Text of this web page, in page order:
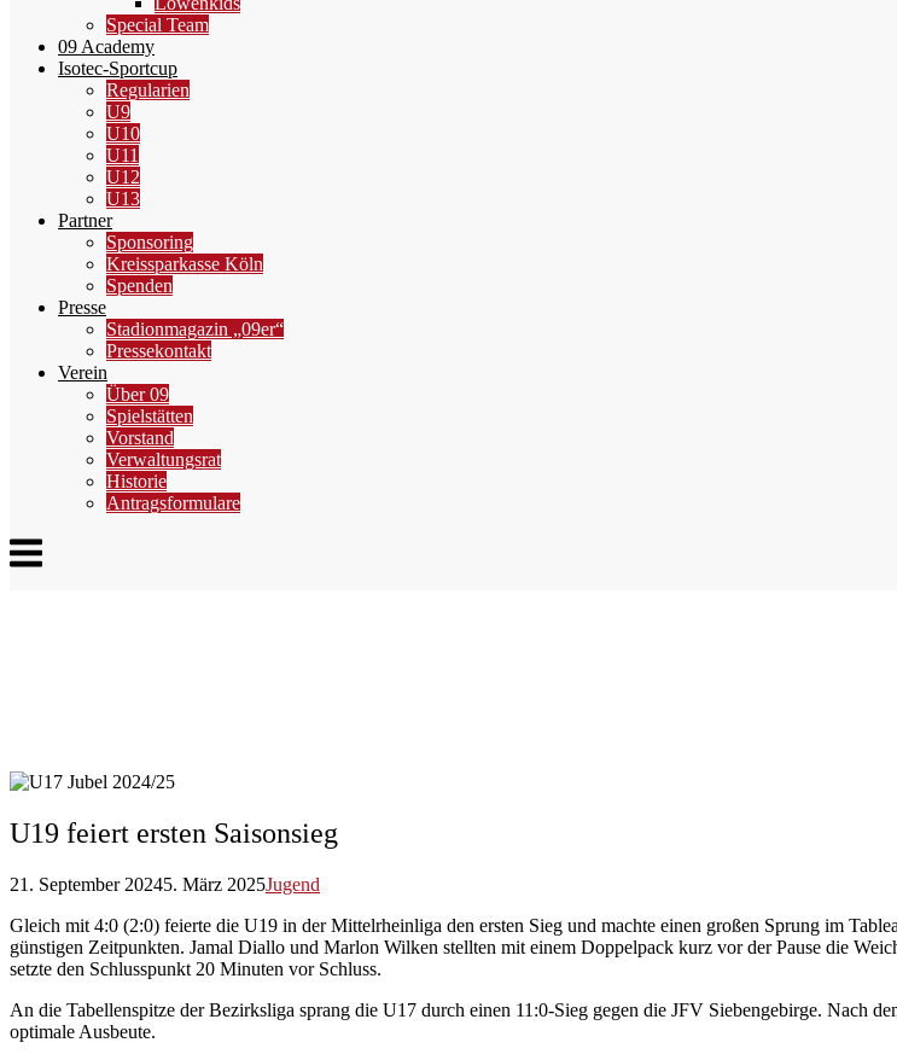
Special Team
09 Academy
Isotec-Sportcup
Regularien
U9
U10
U11
U12
U13
Partner
Sponsoring
Kreissparkasse Köln
Spenden
Presse
Stadionmagazin „09er“
Pressekontakt
Verein
Über 09
Spielstätten
Vorstand
Verwaltungsrat
Historie
Antragsformulare
Menu
U19 feiert ersten Saisonsieg
21. September 20245. März 2025Jugend
Gleich mit 4:0 (2:0) feierte die U19 in der Mittelrheinliga den ersten Sieg und machte einen großen Sprung im
günstigen Zeitpunkten. Jamal Diallo und Marlon Wilken stellten mit einem Doppelpack kurz vor der Pause die
setzte den Schlusspunkt 20 Minuten vor Schluss.
An die Tabellenspitze der Bezirksliga sprang die U17 durch einen 11:0-Sieg gegen die JFV Siebengebirge. Nach
optimale Ausbeute.